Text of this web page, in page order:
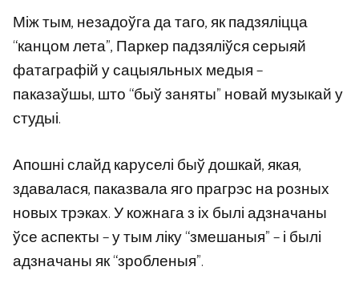
Між тым, незадоўга да таго, як падзяліцца
“канцом лета”, Паркер падзяліўся серыяй
фатаграфій у сацыяльных медыя –
паказаўшы, што “быў заняты” новай музыкай у
студыі.
Апошні слайд каруселі быў дошкай, якая,
здавалася, паказвала яго прагрэс на розных
новых трэках. У кожнага з іх былі адзначаны
ўсе аспекты – у тым ліку “змешаныя” – і былі
адзначаны як “зробленыя”.